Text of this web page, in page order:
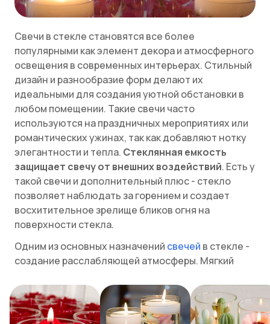
Свечи в стекле становятся все более
популярными как элемент декора и атмосферного
освещения в современных интерьерах. Стильный
дизайн и разнообразие форм делают их
идеальными для создания уютной обстановки в
любом помещении. Такие свечи часто
используются на праздничных мероприятиях или
романтических ужинах, так как добавляют нотку
элегантности и тепла. Стеклянная емкость
защищает свечу от внешних воздействий. Есть у
такой свечи и дополнительный плюс - стекло
позволяет наблюдать за горением и создает
восхитительное зрелище бликов огня на
поверхности стекла.
Одним из основных назначений свечей в стекле -
создание расслабляющей атмосферы. Мягкий
сосредоточиться. Благодаря возможности
выбора запахов и ароматов, ароматические свечи
могут дополнительно улучшать настроение,